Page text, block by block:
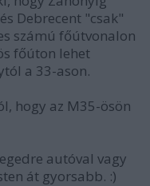
Debrecent "csak"
számú főútvonalon
főúton lehet
a 33-ason.
hogy az M35-ösön
autóval vagy
át gyorsabb. :)